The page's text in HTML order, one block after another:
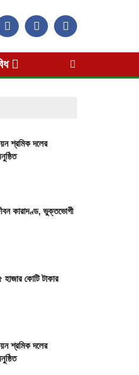
শ্রমিক দলের
কারাদণ্ড, ভুক্তভোগী
কোটি টাকার
শ্রমিক দলের